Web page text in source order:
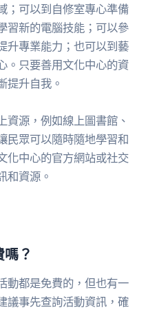
；可以到自修室專心準備
習新的電腦技能；可以參
升專業能力；也可以到藝
。只要善用文化中心的資
提升自我。
資源，例如線上圖書館、
民眾可以隨時隨地學習和
化中心的官方網站或社交
和資源。
？
動都是免費的，但也有一
議事先查詢活動資訊，確